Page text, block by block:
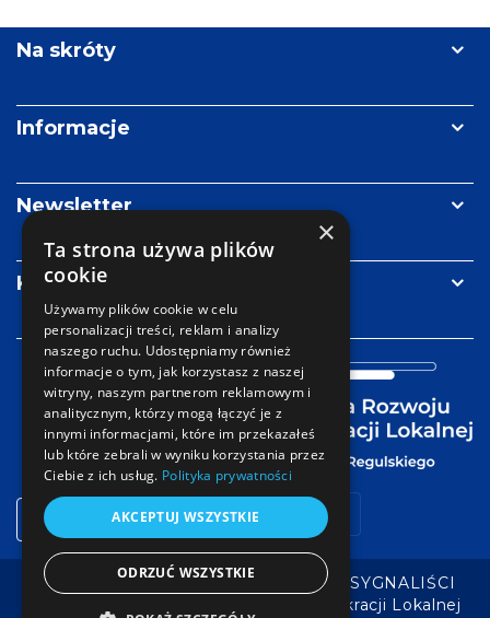
Adamowicza
Na skróty
Informacje
Newsletter
Kontakt
FacebookYouTubeLinkedIn
mail
Strefa
logowania
POLITYKA PRYWATNOŚCI RODO
SYGNALIŚCI
Copyright © Fundacja Rozwoju Demokracji Lokalnej
×
Ta strona używa plików
cookie
Używamy plików cookie w celu
personalizacji treści, reklam i analizy
naszego ruchu. Udostępniamy również
informacje o tym, jak korzystasz z naszej
witryny, naszym partnerom reklamowym i
analitycznym, którzy mogą łączyć je z
innymi informacjami, które im przekazałeś
lub które zebrali w wyniku korzystania przez
Ciebie z ich usług. Polityka prywatności
AKCEPTUJ WSZYSTKIE
ODRZUĆ WSZYSTKIE